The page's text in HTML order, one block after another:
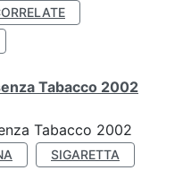
Tabacco 2002
Tabacco 2002
SIGARETTA